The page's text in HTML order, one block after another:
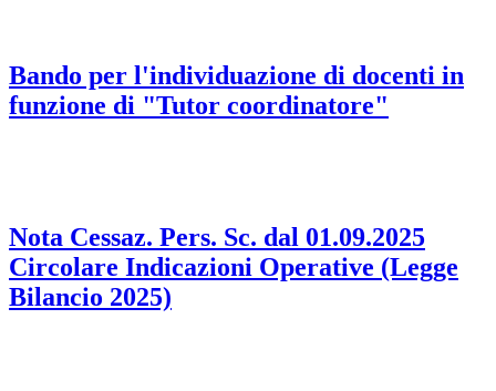
Bando per l'individuazione di docenti in
funzione di "Tutor coordinatore"
Nota Cessaz. Pers. Sc. dal 01.09.2025
Circolare Indicazioni Operative (Legge
Bilancio 2025)